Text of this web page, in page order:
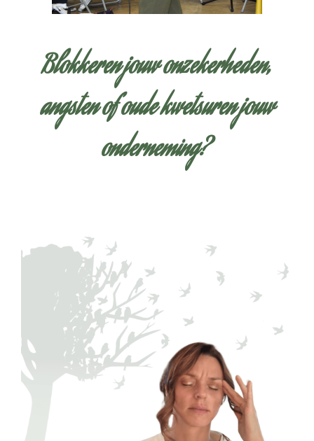
Blokkeren jouw onzekerheden,
angsten of oude kwetsuren jouw
onderneming?